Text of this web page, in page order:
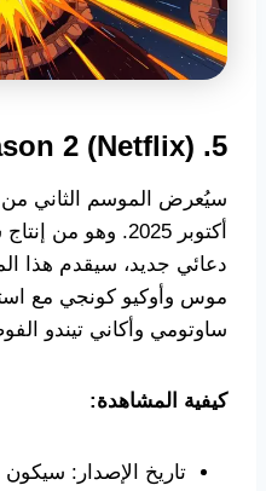
5. Ranma ½ – Season 2 (Netflix)
أكتوبر 2025. وهو
دعائي جديد، سيقدم هذا
موس وأوكيو كونجي مع
ساوتومي وأكاني تيندو
كيفية المشاهدة: